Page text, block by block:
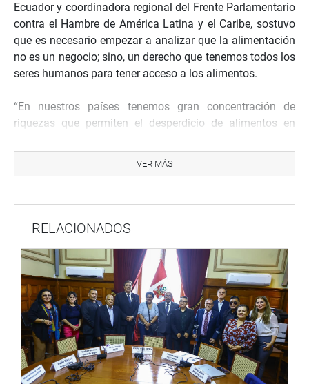
Ecuador y coordinadora regional del Frente Parlamentario
contra el Hambre de América Latina y el Caribe, sostuvo
que es necesario empezar a analizar que la alimentación
no es un negocio; sino, un derecho que tenemos todos los
seres humanos para tener acceso a los alimentos.
“En nuestros países tenemos gran concentración de
riquezas que permiten el desperdicio de alimentos en
mayoría de la población que no tiene acceso a esos
alimentos y en eso hay que trabajar”, dijo durante el
productos banderas.
Dijo ya hay una armonización de la legislación
latinoamericana y Caribeña orientada a afrontar el
problema de sobrepeso y obesidad por el consumo de
alimentos procesados. “Hay un exceso de grasa y azúcar
en nuestra alimentación generalmente dada por la
comida procesada, pero vamos mejorando cada vez
más”, indicó Calle.
Agregó que son más de 700 parlamentarios de la región
VER MÁS
RELACIONADOS